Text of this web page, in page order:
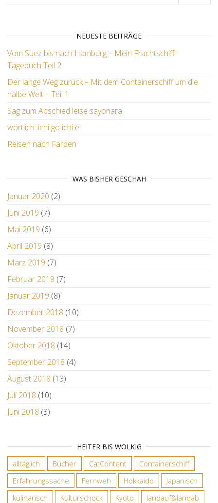
NEUESTE BEITRÄGE
Vom Suez bis nach Hamburg – Mein Frachtschiff-
Tagebuch Teil 2
Der lange Weg zurück – Mit dem Containerschiff um die
halbe Welt – Teil 1
Sag zum Abschied leise sayonara
wörtlich: ichi go ichi e
Reisen nach Farben
WAS BISHER GESCHAH
Januar 2020 (2)
Juni 2019 (7)
Mai 2019 (6)
April 2019 (8)
März 2019 (7)
Februar 2019 (7)
Januar 2019 (8)
Dezember 2018 (10)
November 2018 (7)
Oktober 2018 (14)
September 2018 (4)
August 2018 (13)
Juli 2018 (10)
Juni 2018 (3)
HEITER BIS WOLKIG
alltäglich Bücher CatContent
Containerschiff
Erfahrungssache
Fernweh Hokkaido
Japanisch
kulinarisch
Kulturschock Kyoto landauf&landab